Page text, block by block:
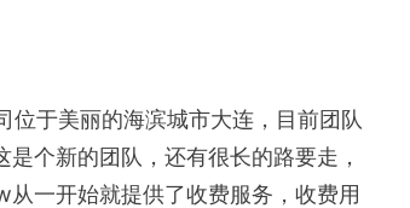
于美丽的海滨城市大连，目前团队
个新的团队，还有很长的路要走，
一开始就提供了收费服务，收费用